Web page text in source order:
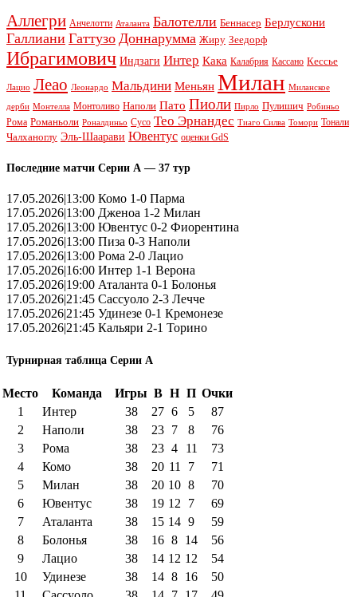
Аллегри Анчелотти Аталанта Балотелли Беннасер Берлускони
Галлиани Гаттузо Доннарумма Жиру Зеедорф
Ибрагимович Индзаги Интер Кака Калабрия Кассано Кессье
Лацио Леао Леонардо Мальдини Меньян Милан Миланское
дерби Монтелла Монтоливо Наполи Пато Пиоли Пирло Пулишич Робиньо
Рома Романьоли Роналдиньо Сусо Тео Эрнандес Тиаго Силва Томори Тонали
Чалханоглу Эль-Шаарави Ювентус оценки GdS
Последние матчи Серии А — 37 тур
17.05.2026|13:00 Комо 1-0 Парма
17.05.2026|13:00 Дженоа 1-2 Милан
17.05.2026|13:00 Ювентус 0-2 Фиорентина
17.05.2026|13:00 Пиза 0-3 Наполи
17.05.2026|13:00 Рома 2-0 Лацио
17.05.2026|16:00 Интер 1-1 Верона
17.05.2026|19:00 Аталанта 0-1 Болонья
17.05.2026|21:45 Сассуоло 2-3 Лечче
17.05.2026|21:45 Удинезе 0-1 Кремонезе
17.05.2026|21:45 Кальяри 2-1 Торино
Турнирная таблица Серии А
Место Команда Игры В Н П Очки
1
Интер 38 27 6 5
87
2
Наполи 38 23 7 8
76
3
Рома 38 23 4 11
73
4
Комо 38 20 11 7
71
5
Милан 38 20 10 8
70
6
Ювентус 38 19 12 7
69
7
Аталанта 38 15 14 9
59
8
Болонья 38 16 8 14
56
9
Лацио 38 14 12 12
54
10
Удинезе 38 14 8 16
50